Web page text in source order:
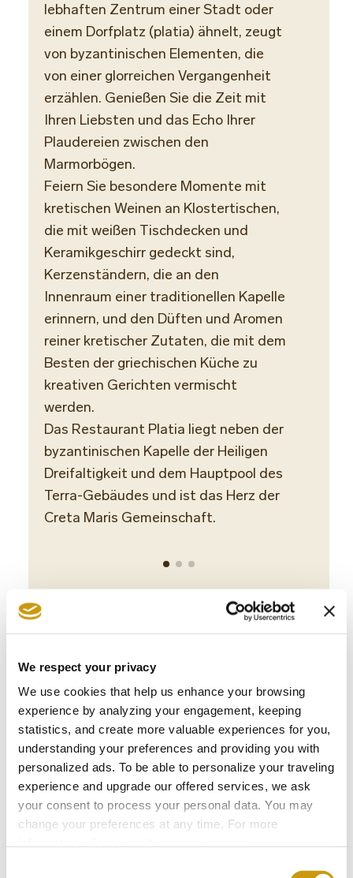
We respect your privacy
We use cookies that help us enhance your browsing
experience by analyzing your engagement, keeping
statistics, and create more valuable experiences for you,
understanding your preferences and providing you with
personalized ads. To be able to personalize your traveling
experience and upgrade our offered services, we ask
your consent to process your personal data. You may
change your preferences at any time. For more
lebhaften Zentrum einer Stadt oder
einem Dorfplatz (platia) ähnelt, zeugt
von byzantinischen Elementen, die
von einer glorreichen Vergangenheit
erzählen. Genießen Sie die Zeit mit
Ihren Liebsten und das Echo Ihrer
Plaudereien zwischen den
Marmorbögen.
Feiern Sie besondere Momente mit
kretischen Weinen an Klostertischen,
die mit weißen Tischdecken und
Keramikgeschirr gedeckt sind,
Kerzenständern, die an den
Innenraum einer traditionellen Kapelle
erinnern, und den Düften und Aromen
reiner kretischer Zutaten, die mit dem
Besten der griechischen Küche zu
kreativen Gerichten vermischt
werden.
Das Restaurant Platia liegt neben der
byzantinischen Kapelle der Heiligen
Dreifaltigkeit und dem Hauptpool des
Terra-Gebäudes und ist das Herz der
Creta Maris Gemeinschaft.
AUSZEI-
CHNUNGEN